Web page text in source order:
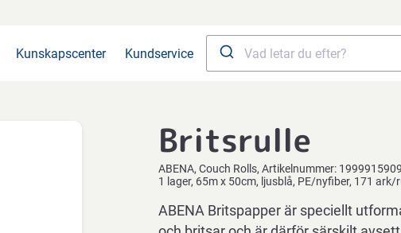
Kunskapscenter Kundservice
Britsrulle
ABENA Couch Rolls Artikelnummer: 1999915909
1 lager, 65m x 50cm, ljusblå, PE/nyfiber, 171 ark/
ABENA Britspapper är speciellt